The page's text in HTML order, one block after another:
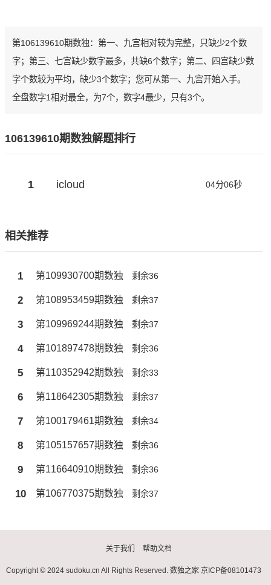
第106139610期数独：第一、九宫相对较为完整，只缺少2个数
字；第三、七宫缺少数字最多，共缺6个数字；第二、四宫缺少数
字个数较为平均，缺少3个数字；您可从第一、九宫开始入手。
全盘数字1相对最全，为7个，数字4最少，只有3个。
106139610期数独解题排行
1 icloud 04分06秒
相关推荐
1 第109930700期数独 剩余36
2 第108953459期数独 剩余37
3 第109969244期数独 剩余37
4 第101897478期数独 剩余36
5 第110352942期数独 剩余33
6 第118642305期数独 剩余37
7 第100179461期数独 剩余34
8 第105157657期数独 剩余36
9 第116640910期数独 剩余36
10 第106770375期数独 剩余37
关于我们 帮助文档
Copyright © 2024 sudoku.cn All Rights Reserved. 数独之家 京ICP备08101473